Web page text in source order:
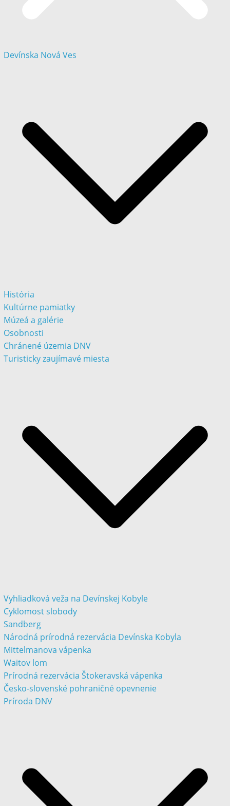
Devínska Nová Ves
História
Kultúrne pamiatky
Múzeá a galérie
Osobnosti
Chránené územia DNV
Turisticky zaujímavé miesta
Vyhliadková veža na Devínskej Kobyle
Cyklomost slobody
Sandberg
Národná prírodná rezervácia Devínska Kobyla
Mittelmanova vápenka
Waitov lom
Prírodná rezervácia Štokeravská vápenka
Česko-slovenské pohraničné opevnenie
Príroda DNV